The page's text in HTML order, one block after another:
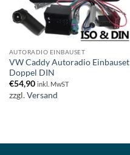
AUTORADIO EINBAUSET
VW Caddy Autoradio Einbauset
Doppel DIN
€54,90 inkl. MwST
zzgl.Versand